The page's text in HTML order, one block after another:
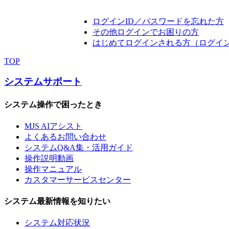
ログインID／パスワードを忘れた方
その他ログインでお困りの方
はじめてログインされる方（ログイ
TOP
システムサポート
システム操作で困ったとき
MJS AIアシスト
よくあるお問い合わせ
システムQ&A集・活用ガイド
操作説明動画
操作マニュアル
カスタマーサービスセンター
システム最新情報を知りたい
システム対応状況